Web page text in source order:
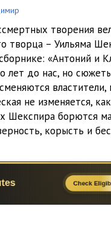
творения
творца – Уильяма
«Антоний и
лет до нас, но
не изменяется,
Шекспира борются
корысть и